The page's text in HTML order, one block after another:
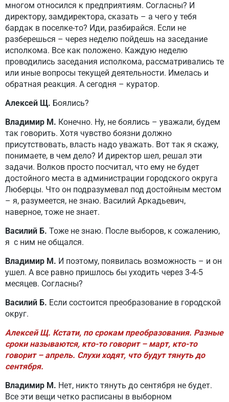
многом относился к предприятиям. Согласны? И
директору, замдиректора, сказать – а чего у тебя
бардак в поселке-то? Иди, разбирайся. Если не
разберешься – через неделю пойдешь на заседание
исполкома. Все как положено. Каждую неделю
проводились заседания исполкома, рассматривались те
или иные вопросы текущей деятельности. Имелась и
обратная реакция. А сегодня – куратор.
Алексей Щ. Боялись?
Владимир М. Конечно. Ну, не боялись – уважали, будем
так говорить. Хотя чувство боязни должно
присутствовать, власть надо уважать. Вот так я скажу,
понимаете, в чем дело? И директор шел, решал эти
задачи. Волков просто посчитал, что ему не будет
достойного места в администрации городского округа
Люберцы. Что он подразумевал под достойным местом
– я, разумеется, не знаю. Василий Аркадьевич,
наверное, тоже не знает.
Василий Б. Тоже не знаю. После выборов, к сожалению,
я с ним не общался.
Владимир М. И поэтому, появилась возможность – и он
ушел. А все равно пришлось бы уходить через 3-4-5
месяцев. Согласны?
Василий Б. Если состоится преобразование в городской
округ.
Алексей Щ. Кстати, по срокам преобразования. Разные
сроки называются, кто-то говорит – март, кто-то
говорит – апрель. Слухи ходят, что будут тянуть до
сентября.
Владимир М. Нет, никто тянуть до сентября не будет.
Все эти вещи четко расписаны в выборном